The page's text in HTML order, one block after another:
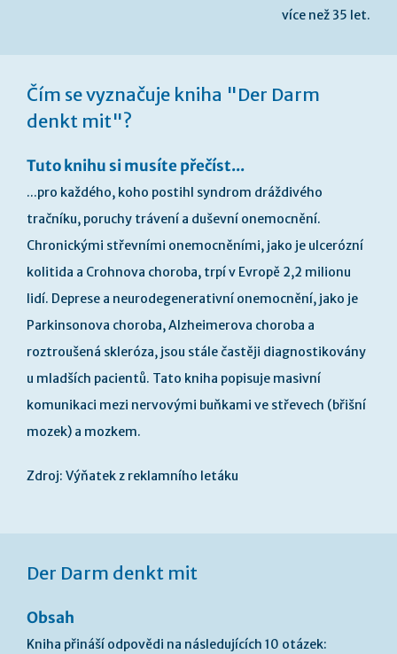
více než 35 let.
začátek
galerie
Čím se vyznačuje kniha "Der Darm
denkt mit"?
Tuto knihu si musíte přečíst...
...pro každého, koho postihl syndrom dráždivého
tračníku, poruchy trávení a duševní onemocnění.
Chronickými střevními onemocněními, jako je ulcerózní
kolitida a Crohnova choroba, trpí v Evropě 2,2 milionu
lidí. Deprese a neurodegenerativní onemocnění, jako je
Parkinsonova choroba, Alzheimerova choroba a
roztroušená skleróza, jsou stále častěji diagnostikovány
u mladších pacientů. Tato kniha popisuje masivní
komunikaci mezi nervovými buňkami ve střevech (břišní
mozek) a mozkem.
Zdroj: Výňatek z reklamního letáku
Der Darm denkt mit
Obsah
Kniha přináší odpovědi na následujících 10 otázek: